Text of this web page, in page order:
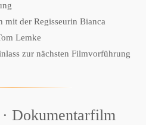
mit der Regisseurin Bianca
Lemke
zur nächsten Filmvorführung
Dokumentarfilm